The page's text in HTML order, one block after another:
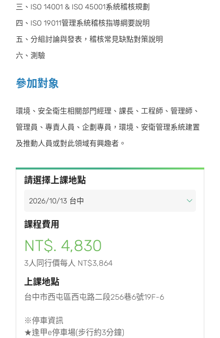
三、ISO 14001 & ISO 45001系統稽核規劃
四、ISO 19011管理系統稽核指導綱要說明
五、分組討論與發表，稽核常見缺點對策說明
六、測驗
參加對象
環境、安全衛生相關部門經理、課長、工程師、管理師、
管理員、專責人員、企劃專員，環境、安衛管理系統建置
及推動人員或對此領域有興趣者。
請選擇上課地點
課程費用
NT$. 4,830
3人同行價每人 NT$3,864
上課地點
台中市西屯區西屯路二段256巷6號19F-6
※停車資訊
★逢甲e停車場(步行約3分鐘)